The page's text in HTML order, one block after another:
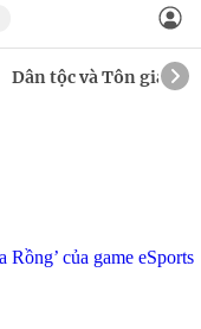
Dân tộc và Tôn giáo